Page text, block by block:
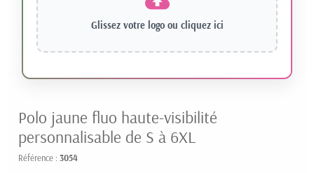
Glissez votre logo ou cliquez ici
Polo jaune fluo haute-visibilité
personnalisable de S à 6XL
Référence : 3054